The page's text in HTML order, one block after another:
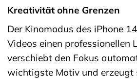
Kreativität ohne Grenzen
Der Kinomodus des iPhone
Videos einen professionellen
verschiebt den Fokus
wichtigste Motiv und erzeugt